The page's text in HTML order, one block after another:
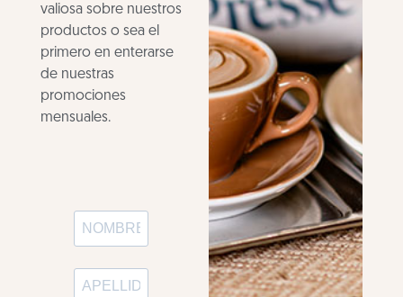
valiosa sobre nuestros
productos o sea el
primero en enterarse
de nuestras
promociones
mensuales.